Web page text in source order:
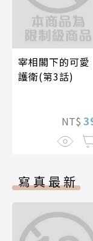
宰相閣下的可愛
護衛(第3話)
NT$
寫真最新